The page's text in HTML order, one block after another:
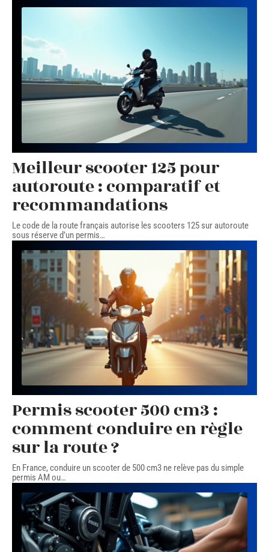
Meilleur scooter 125 pour
autoroute : comparatif et
recommandations
Le code de la route français autorise les scooters 125 sur autoroute
sous réserve d’un permis…
Permis scooter 500 cm3 :
comment conduire en règle
sur la route ?
En France, conduire un scooter de 500 cm3 ne relève pas du simple
permis AM ou…